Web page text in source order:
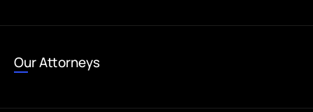
Our Attorneys